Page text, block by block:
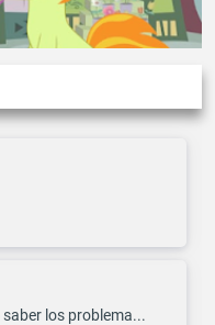
los problema...